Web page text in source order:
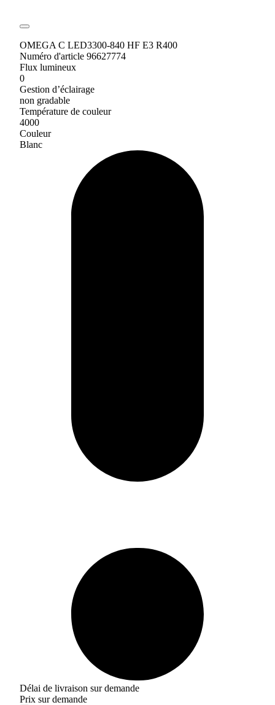
OMEGA C LED3300-840 HF E3 R400
Numéro d'article 96627774
Flux lumineux
0
Gestion d’éclairage
non gradable
Température de couleur
4000
Couleur
Blanc
Délai de livraison sur demande
Prix sur demande